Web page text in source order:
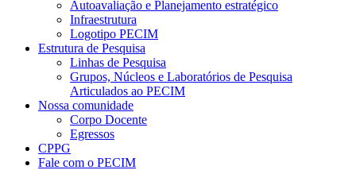
Autoavaliação e Planejamento estratégico
Infraestrutura
Logotipo PECIM
Estrutura de Pesquisa
Linhas de Pesquisa
Grupos, Núcleos e Laboratórios de Pesquisa
Articulados ao PECIM
Nossa comunidade
Corpo Docente
Egressos
CPPG
Fale com o PECIM